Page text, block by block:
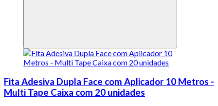
Fita Adesiva Dupla Face com Aplicador 10 Metros -
Multi Tape Caixa com 20 unidades